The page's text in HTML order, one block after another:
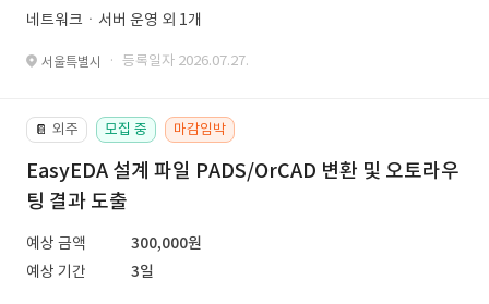
네트워크ㆍ서버 운영 외 1개
서울특별시 · 등록일자 2026.07.27.
📔 외주 모집 중 마감임박
EasyEDA 설계 파일 PADS/OrCAD 변환 및 오토라우
팅 결과 도출
예상 금액
300,000원
예상 기간
3일